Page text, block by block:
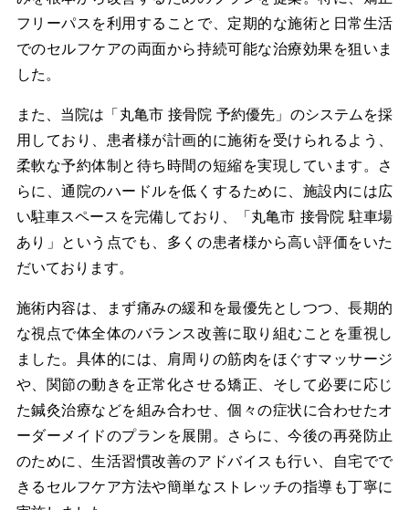
フリーパスを利用することで、定期的な施術と日常生活
でのセルフケアの両面から持続可能な治療効果を狙いま
した。
また、当院は「丸亀市 接骨院 予約優先」のシステムを採
用しており、患者様が計画的に施術を受けられるよう、
柔軟な予約体制と待ち時間の短縮を実現しています。さ
らに、通院のハードルを低くするために、施設内には広
い駐車スペースを完備しており、「丸亀市 接骨院 駐車場
あり」という点でも、多くの患者様から高い評価をいた
だいております。
施術内容は、まず痛みの緩和を最優先としつつ、長期的
な視点で体全体のバランス改善に取り組むことを重視し
ました。具体的には、肩周りの筋肉をほぐすマッサージ
や、関節の動きを正常化させる矯正、そして必要に応じ
た鍼灸治療などを組み合わせ、個々の症状に合わせたオ
ーダーメイドのプランを展開。さらに、今後の再発防止
のために、生活習慣改善のアドバイスも行い、自宅でで
きるセルフケア方法や簡単なストレッチの指導も丁寧に